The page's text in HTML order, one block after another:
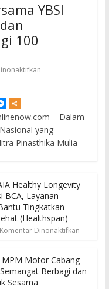
YBSI
100
– Dalam
yang
Pinasthika Mulia
Healthy Longevity
BCA, Layanan
Tingkatkan
(Healthspan)
Komentar Dinonaktifkan
Motor Cabang
Berbagi dan
Sesama